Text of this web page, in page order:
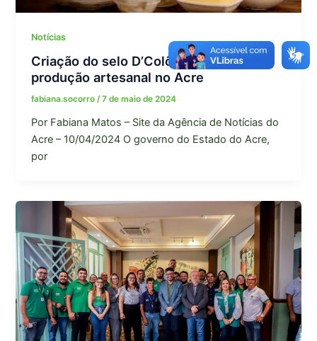
Notícias
Criação do selo D’Colônia viabiliza
produção artesanal no Acre
fabiana.socorro/7 de maio de 2024
Por Fabiana Matos – Site da Agência de Notícias do
Acre – 10/04/2024 O governo do Estado do Acre,
por